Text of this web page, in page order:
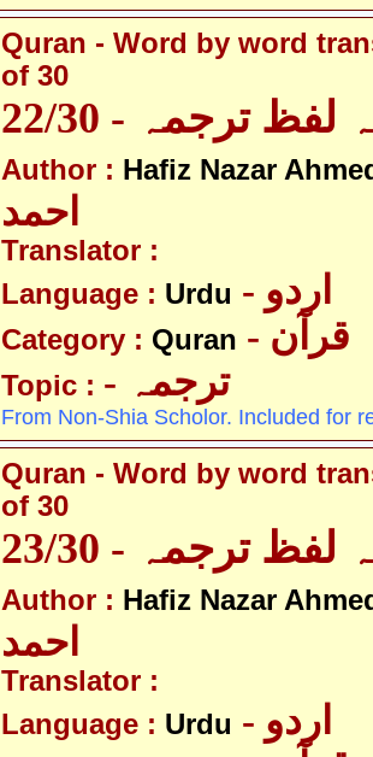
Quran - Word by word
of 30
ترجمہ - 22/30
Author : Hafiz Nazar
احمد
Translator :
Language : Urdu - اردو
Category : Quran - قرآن
Topic : - ترجمہ
From Non-Shia Scholor. Included for
Quran - Word by word
of 30
ترجمہ - 23/30
Author : Hafiz Nazar
احمد
Translator :
Language : Urdu - اردو